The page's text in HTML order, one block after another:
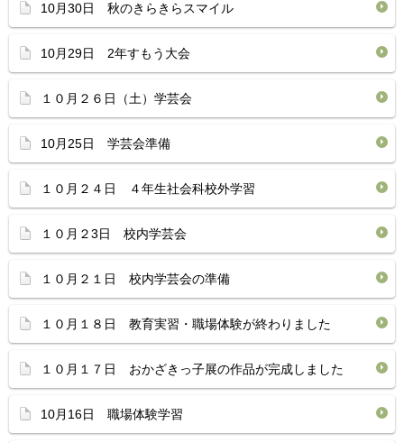
10月30日 秋のきらきらスマイル
10月29日 2年すもう大会
１０月２６日（土）学芸会
10月25日 学芸会準備
１０月２４日 ４年生社会科校外学習
１０月２3日 校内学芸会
１０月２１日 校内学芸会の準備
１０月１８日 教育実習・職場体験が終わりました
１０月１７日 おかざきっ子展の作品が完成しました
10月16日 職場体験学習